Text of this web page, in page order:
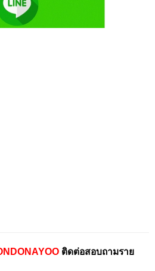
ติดต่อสอบถามราย